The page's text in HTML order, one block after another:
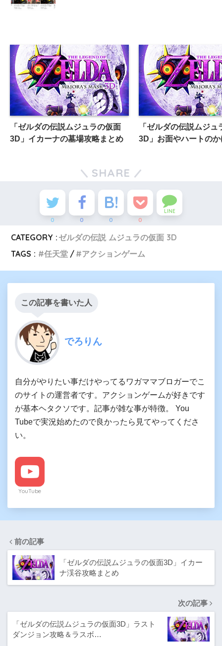
「ゼルダの伝説ムジュラの仮面
3D」イカーナの墓場攻略まとめ
「ゼルダの伝説ムジュ
3D」お面やハートの
SHARE
0 0 0 0
LINE
CATEGORY : ゼルダの伝説 ムジュラの仮面 3D
TAGS :
任天堂 アクションゲーム
この記事を書いた人
でろりん
自分がやりたい事だけやってるワガママブロガーでこ
のサイトの運営者です。アクションゲームが好きです
が基本ヘタクソです。記事が雑な事が特徴。 You
Tubeで実況始めたので良かったら見てやってくださ
い。
YouTube
前の記事
「ゼルダの伝説ムジュラの仮面3D」イカー
ナ渓谷攻略まとめ
次の記事
「ゼルダの伝説ムジュラの仮面3D」ラスト
ダンジョン攻略＆ラスボ…